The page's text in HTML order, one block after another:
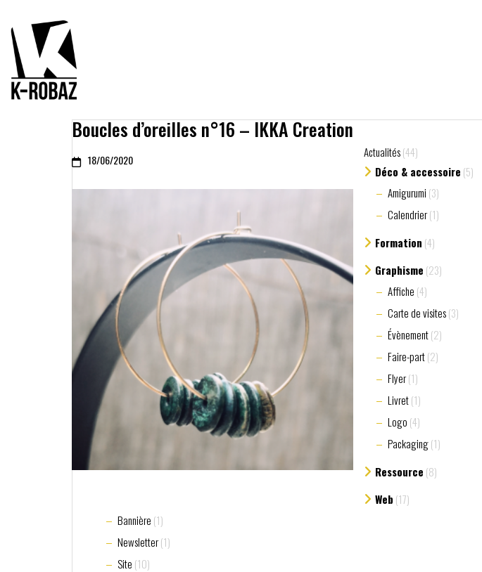
Boucles d’oreilles n°16 – IKKA Creation
18/06/2020
Actualités(44)
Déco & accessoire (5)
Amigurumi (3)
Calendrier(1)
Formation (4)
Graphisme (23)
Affiche (4)
Carte de visites(3)
Évènement(2)
Faire-part(2)
Flyer(1)
Livret(1)
Logo (4)
Packaging(1)
Ressource (8)
Web (17)
Bannière (1)
Newsletter(1)
Site (10)